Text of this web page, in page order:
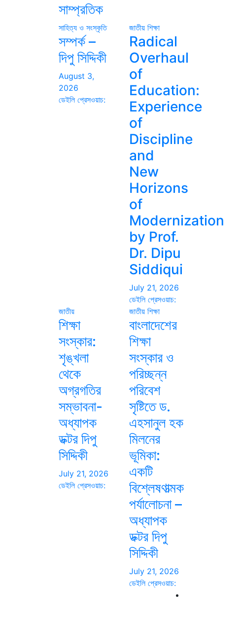
সাম্প্রতিক
সাহিত্য ও সংস্কৃতি
সম্পর্ক –
দিপু সিদ্দিকী
August 3,
2026
ডেইলি প্রেসওয়াচ:
জাতীয় শিক্ষা
Radical
Overhaul
of
Education:
Experience
of
Discipline
and
New
Horizons
of
Modernization
by Prof.
Dr. Dipu
Siddiqui
July 21, 2026
ডেইলি প্রেসওয়াচ:
জাতীয়
শিক্ষা
সংস্কার:
শৃঙ্খলা
থেকে
অগ্রগতির
সম্ভাবনা-
অধ্যাপক
ডক্টর দিপু
সিদ্দিকী
July 21, 2026
ডেইলি প্রেসওয়াচ:
জাতীয় শিক্ষা
বাংলাদেশের
শিক্ষা
সংস্কার ও
পরিচ্ছন্ন
পরিবেশ
সৃষ্টিতে ড.
এহসানুল হক
মিলনের
ভূমিকা:
একটি
বিশ্লেষণাত্মক
পর্যালোচনা –
অধ্যাপক
ডক্টর দিপু
সিদ্দিকী
July 21, 2026
ডেইলি প্রেসওয়াচ: